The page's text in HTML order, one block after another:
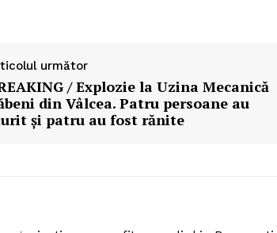
următor
/ Explozie la Uzina Mecanică
din Vâlcea. Patru persoane au
și patru au fost rănite